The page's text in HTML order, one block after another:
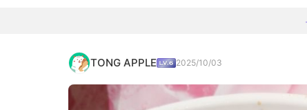
TONG APPLE 2025/10/03